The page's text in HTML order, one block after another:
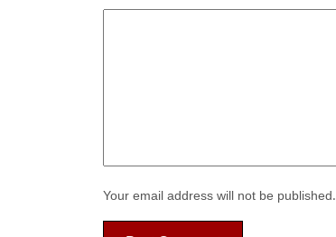
Your email address will not be published.